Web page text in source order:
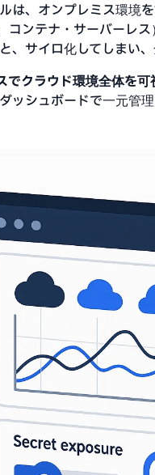
は、オンプレミス環境
ンテナ・サーバーレス
、サイロ化してしまい
でクラウド環境全体を可
ッシュボードで一元管